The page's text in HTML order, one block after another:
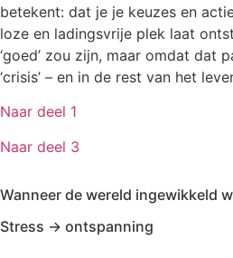
betekent: dat je je keuzes en
loze en ladingsvrije plek laat
‘goed’ zou zijn, maar omdat dat
‘crisis’ – en in de rest van het
Naar deel 1
Naar deel 3
Wanneer de wereld ingewikkeld
Stress -> ontspanning